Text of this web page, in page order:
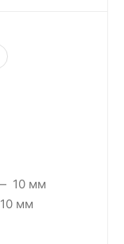
10 мм
10 мм